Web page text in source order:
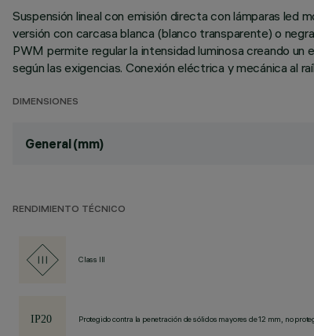
Suspensión lineal con emisión directa con lámparas
versión con carcasa blanca (blanco transparente) o
PWM permite regular la intensidad luminosa creando
según las exigencias. Conexión eléctrica y mecánica al
DIMENSIONES
General (mm)
RENDIMIENTO TÉCNICO
Class III
Protegido contra la penetración de sólidos mayores de 12 mm, no